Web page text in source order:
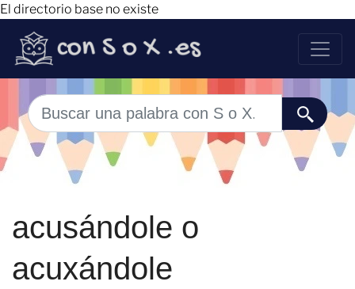
El directorio base no existe
acusándole o
acuxándole